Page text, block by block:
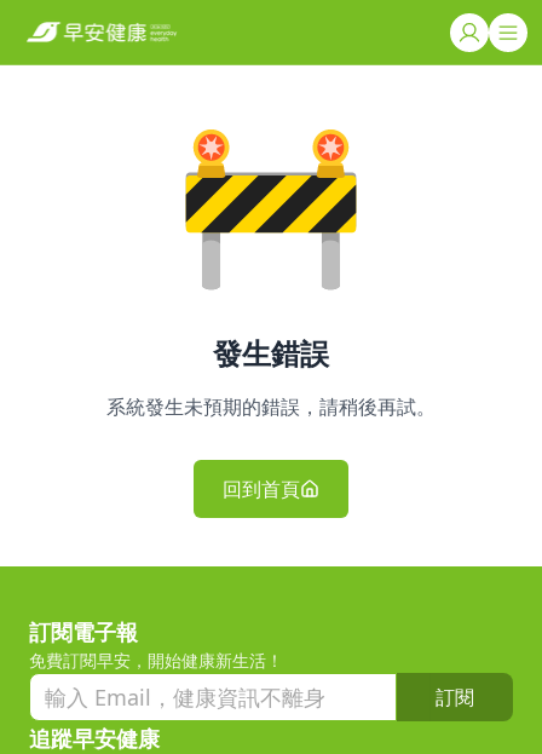
發生錯誤
系統發生未預期的錯誤，請稍後再試。
回到首頁
訂閱電子報
免費訂閱早安，開始健康新生活！
訂閱
追蹤早安健康